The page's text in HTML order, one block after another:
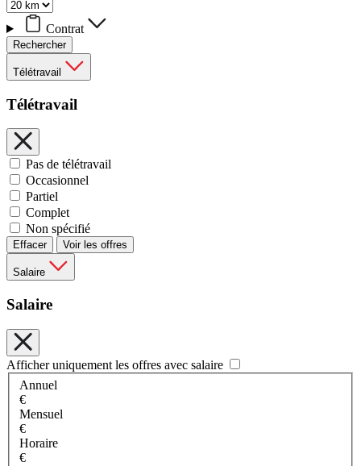
Contrat
Rechercher
Télétravail
Télétravail
Pas de télétravail
Occasionnel
Partiel
Complet
Non spécifié
Effacer Voir les offres
Salaire
Salaire
Afficher uniquement les offres avec salaire
Annuel
€
Mensuel
€
Horaire
€